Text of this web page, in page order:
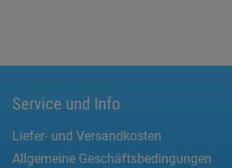
Service und Info
Liefer- und Versandkosten
Allgemeine Geschäftsbedingungen